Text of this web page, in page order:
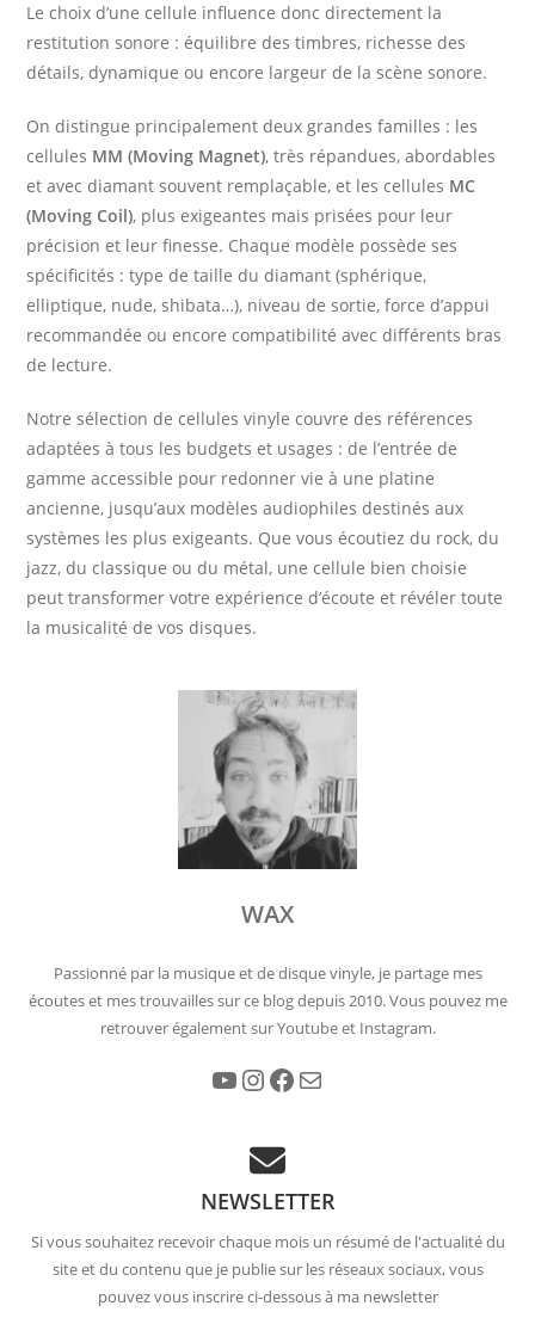
Le choix d’une cellule influence donc directement la
restitution sonore : équilibre des timbres, richesse des
détails, dynamique ou encore largeur de la scène sonore.
On distingue principalement deux grandes familles : les
cellules MM (Moving Magnet), très répandues, abordables
et avec diamant souvent remplaçable, et les cellules MC
(Moving Coil), plus exigeantes mais prisées pour leur
précision et leur finesse. Chaque modèle possède ses
spécificités : type de taille du diamant (sphérique,
elliptique, nude, shibata…), niveau de sortie, force d’appui
recommandée ou encore compatibilité avec différents bras
de lecture.
Notre sélection de cellules vinyle couvre des références
adaptées à tous les budgets et usages : de l’entrée de
gamme accessible pour redonner vie à une platine
ancienne, jusqu’aux modèles audiophiles destinés aux
systèmes les plus exigeants. Que vous écoutiez du rock, du
jazz, du classique ou du métal, une cellule bien choisie
peut transformer votre expérience d’écoute et révéler toute
la musicalité de vos disques.
WAX
Passionné par la musique et de disque vinyle, je partage mes
écoutes et mes trouvailles sur ce blog depuis 2010. Vous pouvez me
retrouver également sur Youtube et Instagram.
YouTube Instagram Facebook
NEWSLETTER
Si vous souhaitez recevoir chaque mois un résumé de l'actualité du
site et du contenu que je publie sur les réseaux sociaux, vous
pouvez vous inscrire ci-dessous à ma newsletter